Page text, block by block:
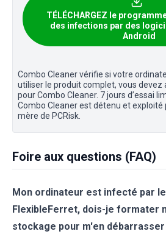
TÉLÉCHARGEZ le
des infections par des
Android
Combo Cleaner vérifie si votre
utiliser le produit complet, vous devez
pour Combo Cleaner. 7 jours d’essai
Combo Cleaner est détenu et exploité
mère de PCRisk.
Foire aux questions (FAQ)
Mon ordinateur est infecté par
FlexibleFerret, dois-je formater
stockage pour m'en débarrasser